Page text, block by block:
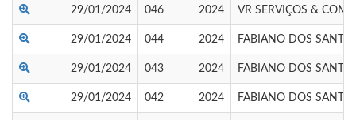
29/01/2024 046 2024 VR SERVIÇOS &
29/01/2024 044 2024 FABIANO DOS
29/01/2024 043 2024 FABIANO DOS
29/01/2024 042 2024 FABIANO DOS